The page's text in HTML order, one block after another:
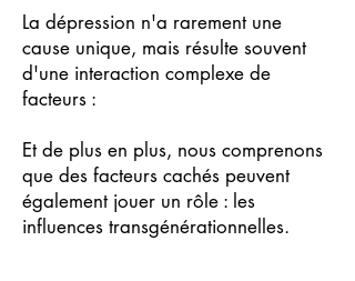
La dépression n'a rarement une
cause unique, mais résulte souvent
d'une interaction complexe de
facteurs :
Et de plus en plus, nous comprenons
que des facteurs cachés peuvent
également jouer un rôle : les
influences transgénérationnelles.